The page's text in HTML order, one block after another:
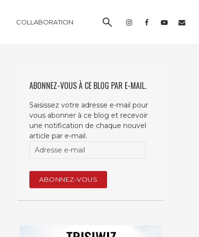
COLLABORATION
ABONNEZ-VOUS À CE BLOG PAR E-MAIL.
Saisissez votre adresse e-mail pour
vous abonner à ce blog et recevoir
une notification de chaque nouvel
article par e-mail.
Adresse
e-
ABONNEZ-VOUS